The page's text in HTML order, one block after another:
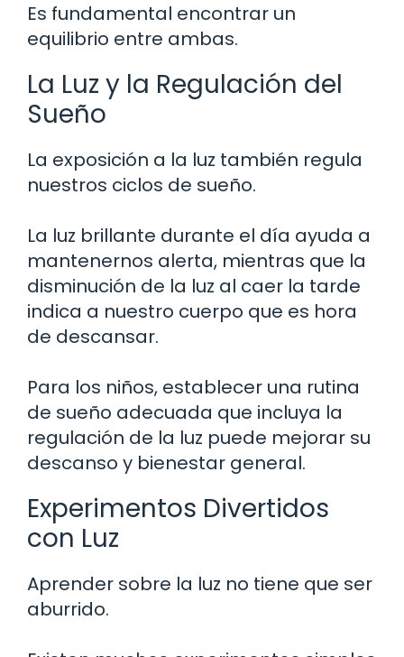
Es fundamental encontrar un
equilibrio entre ambas.
La Luz y la Regulación del
Sueño
La exposición a la luz también regula
nuestros ciclos de sueño.
La luz brillante durante el día ayuda a
mantenernos alerta, mientras que la
disminución de la luz al caer la tarde
indica a nuestro cuerpo que es hora
de descansar.
Para los niños, establecer una rutina
de sueño adecuada que incluya la
regulación de la luz puede mejorar su
descanso y bienestar general.
Experimentos Divertidos
con Luz
Aprender sobre la luz no tiene que ser
aburrido.